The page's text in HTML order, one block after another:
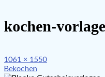
kochen-
Full
size
1061 × 1550
Beitragsnavigation
Bekochen